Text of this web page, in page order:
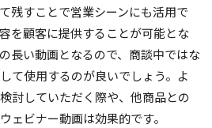
残すことで営業シーンにも活用で
を顧客に提供することが可能とな
長い動画となるので、商談中ではな
て使用するのが良いでしょう。よ
討していただく際や、他商品との
ェビナー動画は効果的です。